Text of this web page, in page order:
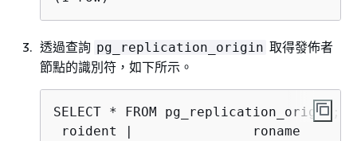
透過查詢 pg_replication_origin 取得發佈者
節點的識別符，如下所示。
roident |               roname